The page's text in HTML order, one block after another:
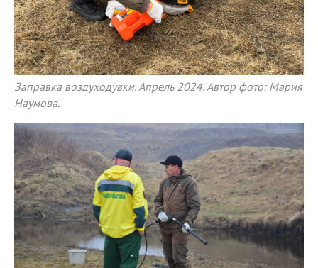
Заправка воздуходувки. Апрель 2024. Автор фото: Мария
Наумова.